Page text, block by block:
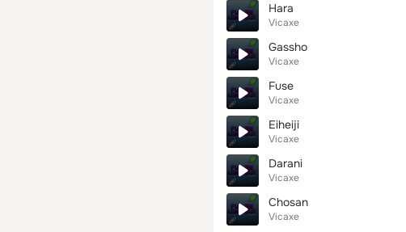
Hara
Vicaxe
Gassho
Vicaxe
Fuse
Vicaxe
Eiheiji
Vicaxe
Darani
Vicaxe
Chosan
Vicaxe